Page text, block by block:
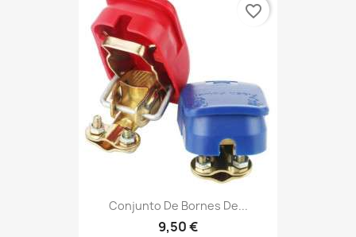
Conjunto De Bornes De...
9,50 €
favorite_border